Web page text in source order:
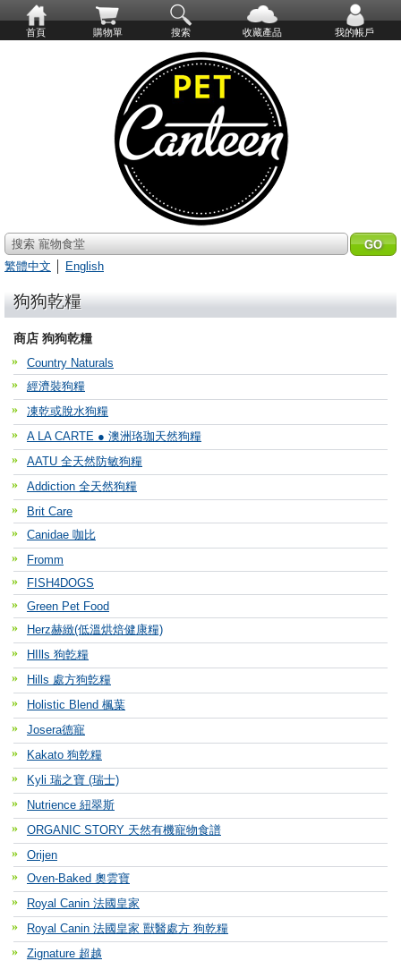
首頁 購物單 搜索 收藏產品 我的帳戶
搜索 寵物食堂
繁體中文
English
狗狗乾糧
商店 狗狗乾糧
Country Naturals
經濟裝狗糧
凍乾或脫水狗糧
A LA CARTE ● 澳洲珞珈天然狗糧
AATU 全天然防敏狗糧
Addiction 全天然狗糧
Brit Care
Canidae 咖比
Fromm
FISH4DOGS
Green Pet Food
Herz赫緻(低溫烘焙健康糧)
HIlls 狗亁糧
Hills 處方狗亁糧
Holistic Blend 楓葉
Josera德寵
Kakato 狗乾糧
Kyli 瑞之寶 (瑞士)
Nutrience 紐翠斯
ORGANIC STORY 天然有機寵物食譜
Orijen
Oven-Baked 奧雲寶
Royal Canin 法國皇家
Royal Canin 法國皇家 獸醫處方 狗乾糧
Zignature 超越